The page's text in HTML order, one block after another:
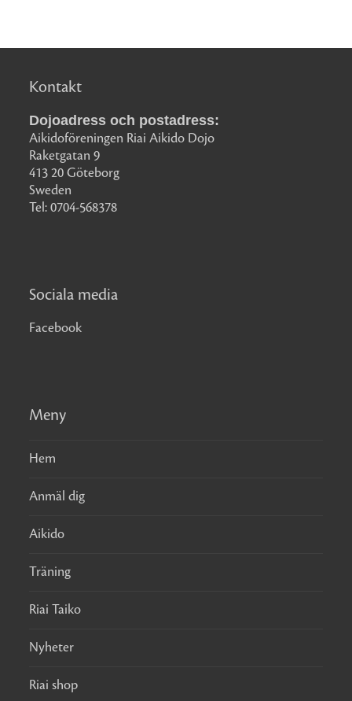
Kontakt
Dojoadress och postadress:
Aikidoföreningen Riai Aikido Dojo
Raketgatan 9
413 20 Göteborg
Sweden
Tel: 0704-568378
Sociala media
Facebook
Meny
Hem
Anmäl dig
Aikido
Träning
Riai Taiko
Nyheter
Riai shop